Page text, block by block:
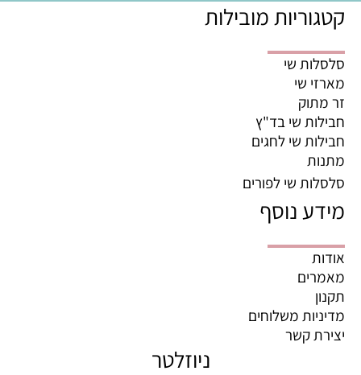
קטגוריות מובילות
סלסלות שי
מארזי שי
זר מתוק
חבילות שי בד"ץ
חבילות שי לחגים
מתנות
סלסלות שי לפורים
מידע נוסף
אודות
מאמרים
תקנון
מדיניות משלוחים
יצירת קשר
ניוזלטר